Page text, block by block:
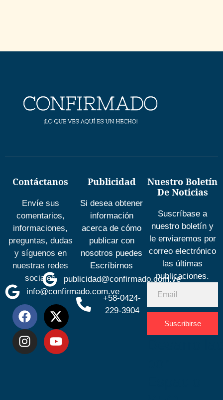
Contáctanos
Envíe sus
comentarios,
informaciones,
preguntas, dudas
y síguenos en
nuestras redes
sociales
info@confirmado.com.ve
Publicidad
Si desea obtener
información
acerca de cómo
publicar con
nosotros puedes
Escríbirnos
publicidad@confirmado.com.ve
+58-0424-
229-3904
Nuestro Boletín
De Noticias
Suscríbase a
nuestro boletín y
le enviaremos por
correo electrónico
las últimas
publicaciones.
Suscribirse